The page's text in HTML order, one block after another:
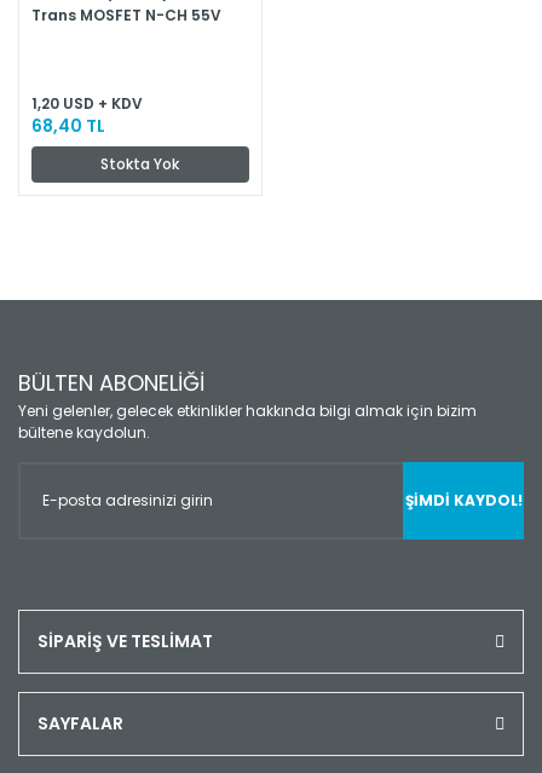
Trans MOSFET N-CH 55V
1,20 USD + KDV
68,40 TL
Stokta Yok
BÜLTEN ABONELİĞİ
Yeni gelenler, gelecek etkinlikler hakkında bilgi almak için bizim
bültene kaydolun.
ŞİMDİ KAYDOL!
SİPARİŞ VE TESLİMAT
SAYFALAR